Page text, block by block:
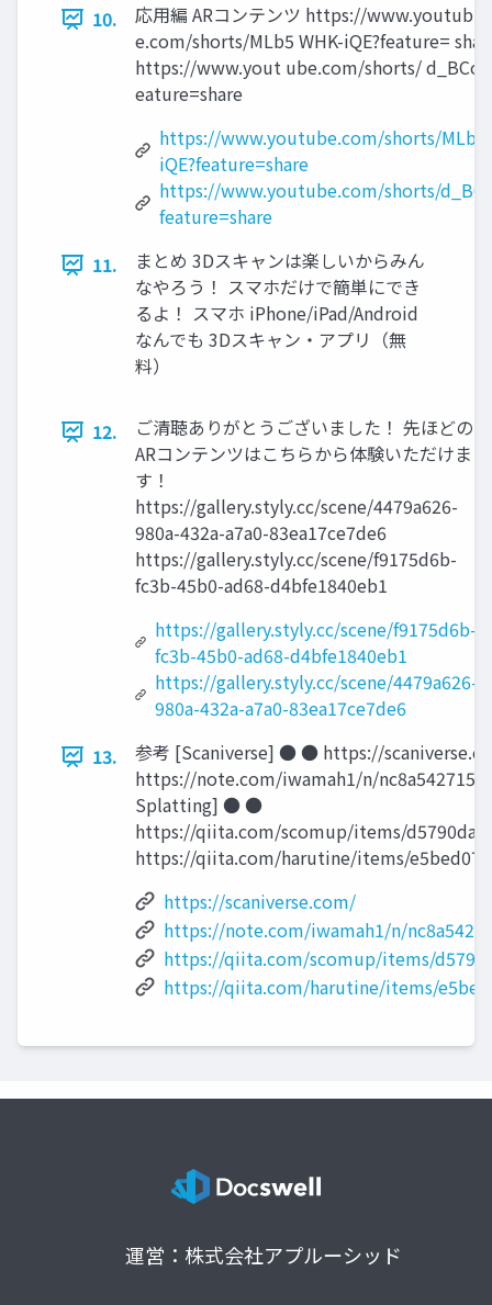
10.
応用編 ARコンテンツ https://www.youtub
e.com/shorts/MLb5 WHK-iQE?feature=
https://www.yout ube.com/shorts/
eature=share
https://www.youtube.com/shorts/
iQE?feature=share
https://www.youtube.com/shorts/
feature=share
11.
まとめ 3Dスキャンは楽しいからみん
なやろう！ スマホだけで簡単にでき
るよ！ スマホ iPhone/iPad/Android
なんでも 3Dスキャン・アプリ（無
料）
12.
ご清聴ありがとうございました！ 先ほどの
ARコンテンツはこちらから体験いただけま
す！
https://gallery.styly.cc/scene/4479a626-
980a-432a-a7a0-83ea17ce7de6
https://gallery.styly.cc/scene/f9175d6b-
fc3b-45b0-ad68-d4bfe1840eb1
https://gallery.styly.cc/scene/f9175d6b-
fc3b-45b0-ad68-d4bfe1840eb1
https://gallery.styly.cc/scene/4479a626-
980a-432a-a7a0-83ea17ce7de6
13.
参考 [Scaniverse] ● ● https://
https://note.com/iwamah1/n/
Splatting] ● ●
https://qiita.com/scomup/items/
https://qiita.com/harutine/items/
https://scaniverse.com/
https://note.com/iwamah1/n/
https://qiita.com/scomup/items/
https://qiita.com/harutine/items/
運営：株式会社アプルーシッド